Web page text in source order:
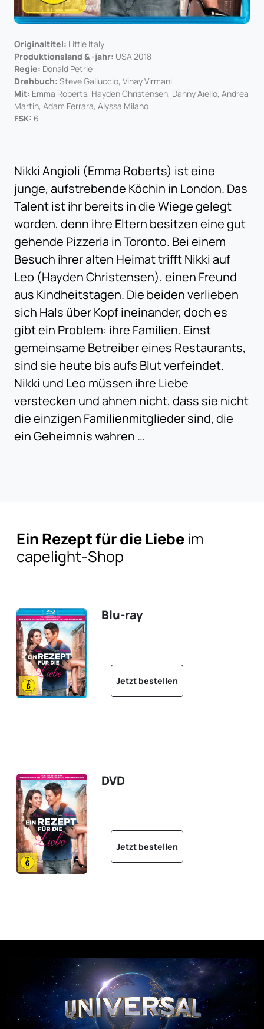
Originaltitel: Little Italy
Produktionsland & -jahr: USA 2018
Regie: Donald Petrie
Drehbuch: Steve Galluccio, Vinay Virmani
Mit: Emma Roberts, Hayden Christensen, Danny Aiello, Andrea
Martin, Adam Ferrara, Alyssa Milano
FSK: 6
Nikki Angioli (Emma Roberts) ist eine
junge, aufstrebende Köchin in London. Das
Talent ist ihr bereits in die Wiege gelegt
worden, denn ihre Eltern besitzen eine gut
gehende Pizzeria in Toronto. Bei einem
Besuch ihrer alten Heimat trifft Nikki auf
Leo (Hayden Christensen), einen Freund
aus Kindheitstagen. Die beiden verlieben
sich Hals über Kopf ineinander, doch es
gibt ein Problem: ihre Familien. Einst
gemeinsame Betreiber eines Restaurants,
sind sie heute bis aufs Blut verfeindet.
Nikki und Leo müssen ihre Liebe
verstecken und ahnen nicht, dass sie nicht
die einzigen Familienmitglieder sind, die
ein Geheimnis wahren …
Ein Rezept für die Liebe im
capelight-Shop
Blu-ray
Jetzt bestellen
DVD
Jetzt bestellen